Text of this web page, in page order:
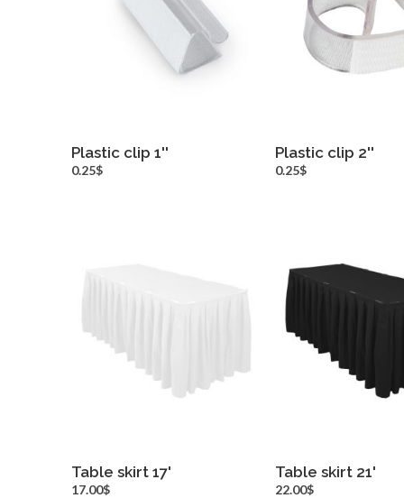
Plastic clip 1''
0.25$
Plastic clip 2''
0.25$
Table skirt 17'
17.00$
Table skirt 21'
22.00$